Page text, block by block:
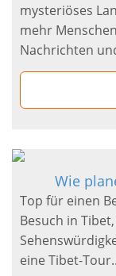
mysteriöses
mehr
Nachrichten
Wie
Top für einen
Besuch in
eine Tibet-